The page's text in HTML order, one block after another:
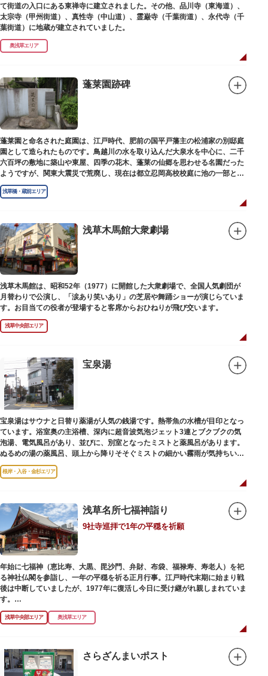
て街道の入口にある東禅寺に建立されました。その他、品川寺（東海道）、
太宗寺（甲州街道）、真性寺（中山道）、霊巌寺（千葉街道）、永代寺（千
葉街道）に地蔵が建立されていました。
奥浅草エリア
蓬莱園跡碑
蓬莱園と命名された庭園は、江戸時代、肥前の国平戸藩主の松浦家の別邸庭
園として造られたものです。鳥越川の水を取り込んだ大泉水を中心に、二千
六百坪の敷地に築山や東屋、四季の花木、蓬莱の仙郷を思わせる名園だった
ようですが、関東大震災で荒廃し、現在は都立忍岡高校校庭に池の一部と都
指定の天然記念物の大イチョウを残すのみです。
浅草橋・蔵前エリア
浅草木馬館大衆劇場
浅草木馬館は、昭和52年（1977）に開館した大衆劇場で、全国人気劇団が
月替わりで公演し、「涙あり笑いあり」の芝居や舞踊ショーが演じらていま
す。お目当ての役者が登場すると客席からおひねりが飛び交います。
浅草中央部エリア
宝泉湯
宝泉湯はサウナと日替り薬湯が人気の銭湯です。熱帯魚の水槽が目印となっ
ています。浴室奥の主浴槽、深内に超音波気泡ジェット3連とブクブクの気
泡湯、電気風呂があり、並びに、別室となったミストと薬風呂があります。
ぬるめの湯の薬風呂、頭上から降りそそぐミストの細かい霧雨が気持ちいい
と評判です。
根岸・入谷・金杉エリア
浅草名所七福神詣り
9社寺巡拝で1年の平穏を祈願
年始に七福神（恵比寿、大黒、毘沙門、弁財、布袋、福禄寿、寿老人）を祀
る神社仏閣を参詣し、一年の平穏を祈る正月行事。江戸時代末期に始まり戦
後は中断していましたが、1977年に復活し今日に受け継がれ親しまれていま
す。
浅草名所七福神の特徴は福禄寿、寿老人が2社ずつあり、巡る社寺が9ヶ所あ
るところ。九は数の究み、鳩と言う字にも使われていて、鳩は「集まる」と
絵馬をつけ、色紙・福絵に御朱印をいただきながら巡拝しましょう。
浅草中央部エリア 奥浅草エリア
さらざんまいポスト